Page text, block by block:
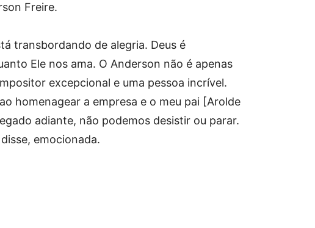
Freire.
transbordando de alegria. Deus é
Ele nos ama. O Anderson não é apenas
excepcional e uma pessoa incrível.
homenagear a empresa e o meu pai [Arolde
adiante, não podemos desistir ou parar.
emocionada.